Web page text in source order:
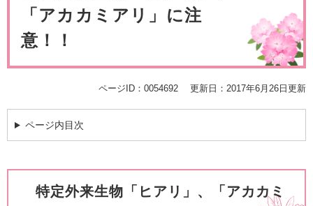
Multilingual（English・中文・한글）
「アカカミアリ」に注
意！！
ページID：0054692 更新日：2017年6月26日更新
ページ内目次
特定外来生物「ヒアリ」、「アカカミ